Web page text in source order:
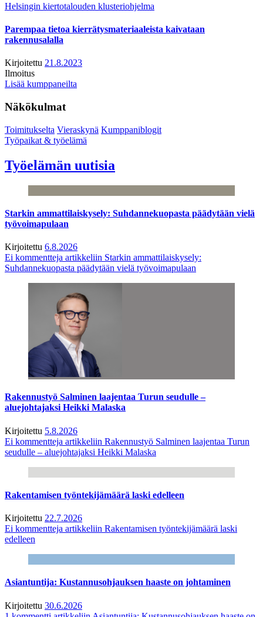
Helsingin kiertotalouden klusteriohjelma
Parempaa tietoa kierrätysmateriaaleista kaivataan
rakennusalalla
Kirjoitettu 21.8.2023
Ilmoitus
Lisää kumppaneilta
Näkökulmat
Toimitukselta Vieraskynä Kumppaniblogit
Työpaikat & työelämä
Työelämän uutisia
Starkin ammattilaiskysely: Suhdannekuopasta päädytään vielä
työvoimapulaan
Kirjoitettu 6.8.2026
Ei kommentteja artikkeliin Starkin ammattilaiskysely:
Suhdannekuopasta päädytään vielä työvoimapulaan
Rakennustyö Salminen laajentaa Turun seudulle –
aluejohtajaksi Heikki Malaska
Kirjoitettu 5.8.2026
Ei kommentteja artikkeliin Rakennustyö Salminen laajentaa Turun
seudulle – aluejohtajaksi Heikki Malaska
Rakentamisen työntekijämäärä laski edelleen
Kirjoitettu 22.7.2026
Ei kommentteja artikkeliin Rakentamisen työntekijämäärä laski
edelleen
Asiantuntija: Kustannusohjauksen haaste on johtaminen
Kirjoitettu 30.6.2026